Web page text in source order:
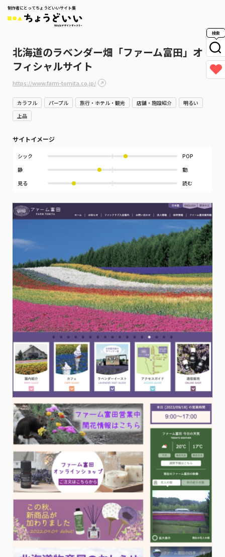
制作者にとってちょうどいいサイト集
検索
北海道のラベンダー畑「ファーム富田」オ
フィシャルサイト
https://www.farm-tomita.co.jp/
カラフル パープル 旅行・ホテル・観光 店舗・施設紹介
明るい
上品
サイトイメージ
シック
POP
静
動
見る
読む